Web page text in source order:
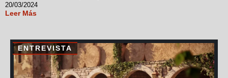
20/03/2024
Leer Más
ENTREVISTA